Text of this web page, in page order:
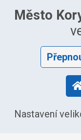
Město
Nastavení